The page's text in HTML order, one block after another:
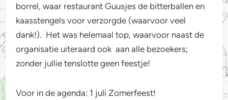
borrel, waar restaurant Guusjes de bitterballen en
kaasstengels voor verzorgde (waarvoor veel
dank!). Het was helemaal top, waarvoor naast de
organisatie uiteraard ook aan alle bezoekers;
zonder jullie tenslotte geen feestje!
Voor in de agenda: 1 juli Zomerfeest!